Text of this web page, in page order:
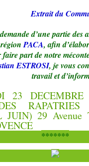
Extrait du
d’une partie des
PACA, afin
part de notre
ESTROSI, je vous
travail et
*******